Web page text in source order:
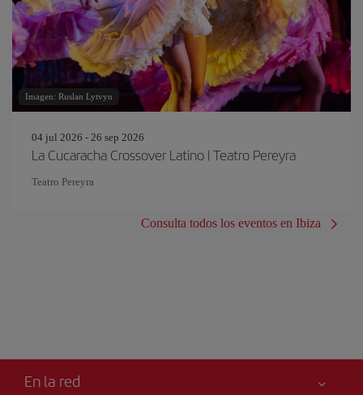
Imagen: Ruslan Lytvyn
04 jul 2026 - 26 sep 2026
La Cucaracha Crossover Latino | Teatro Pereyra
Teatro Pereyra
Consulta todos los eventos en Ibiza
En la red